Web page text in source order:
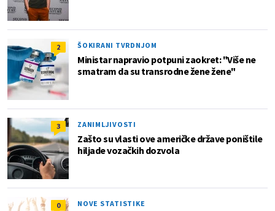
2 ŠOKIRANI TVRDNJOM
Ministar napravio potpuni zaokret: "Više ne
smatram da su transrodne žene žene"
3 ZANIMLJIVOSTI
Zašto su vlasti ove američke države poništile
hiljade vozačkih dozvola
0 NOVE STATISTIKE